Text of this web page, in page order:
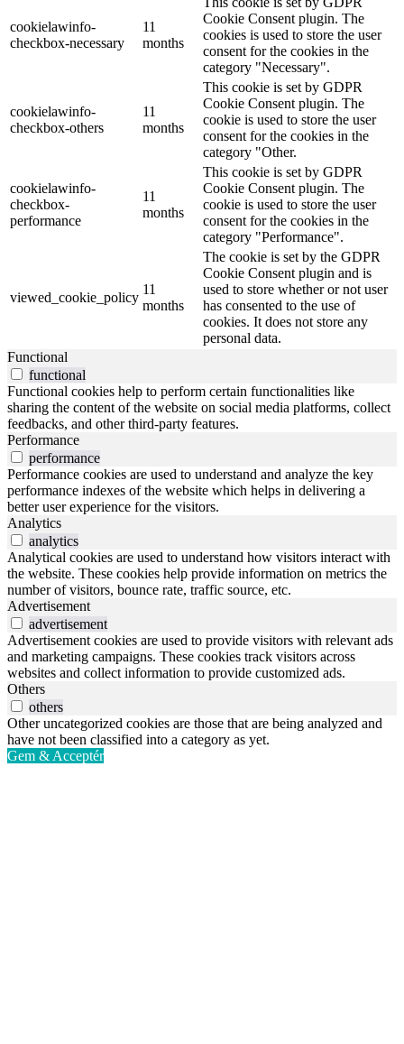
cookielawinfo-
checkbox-necessary
11
months
Cookie Consent plugin. The
cookies is used to store the user
consent for the cookies in the
category "Necessary".
cookielawinfo-
checkbox-others
11
months
This cookie is set by GDPR
Cookie Consent plugin. The
cookie is used to store the user
consent for the cookies in the
category "Other.
cookielawinfo-
checkbox-
performance
11
months
This cookie is set by GDPR
Cookie Consent plugin. The
cookie is used to store the user
consent for the cookies in the
category "Performance".
viewed_cookie_policy
11
months
The cookie is set by the GDPR
Cookie Consent plugin and is
used to store whether or not user
has consented to the use of
cookies. It does not store any
personal data.
Functional
functional
Functional cookies help to perform certain functionalities like
sharing the content of the website on social media platforms, collect
feedbacks, and other third-party features.
Performance
performance
Performance cookies are used to understand and analyze the key
performance indexes of the website which helps in delivering a
better user experience for the visitors.
Analytics
analytics
Analytical cookies are used to understand how visitors interact with
the website. These cookies help provide information on metrics the
number of visitors, bounce rate, traffic source, etc.
Advertisement
advertisement
Advertisement cookies are used to provide visitors with relevant ads
and marketing campaigns. These cookies track visitors across
websites and collect information to provide customized ads.
Others
others
Other uncategorized cookies are those that are being analyzed and
have not been classified into a category as yet.
Gem & Acceptér